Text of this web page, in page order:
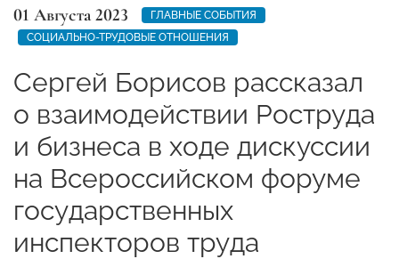
01 Августа 2023
ГЛАВНЫЕ СОБЫТИЯ
СОЦИАЛЬНО-ТРУДОВЫЕ ОТНОШЕНИЯ
Сергей Борисов рассказал
о взаимодействии Роструда
и бизнеса в ходе дискуссии
на Всероссийском форуме
государственных
инспекторов труда